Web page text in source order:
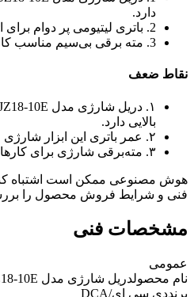
دارد.
2. باتری لیتیومی پر دوام برای استفاده طولانی.
3. مته برقی بی‌سیم مناسب کارهای صنعتی دقیق.
نقاط ضعف
بالایی دارد.
۲. عمر باتری این ابزار شارژی محدود است.
۳. مته‌برقی شارژی برای کارهای سنگین مناسب نیست.
هوش مصنوعی ممکن است اشتباه
فنی و شرایط فروش محصول را
مشخصات فنی
عمومی
نام محصولدریل شارژی مدل ADJZ18-10E دی سی ای
برنددی سی ای/DCA